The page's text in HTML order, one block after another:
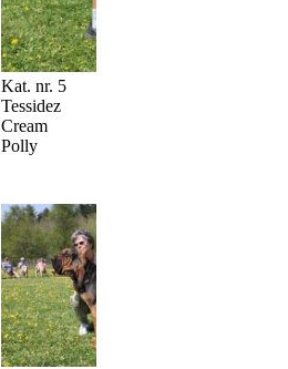
Kat. nr. 5
Tessidez
Cream
Polly